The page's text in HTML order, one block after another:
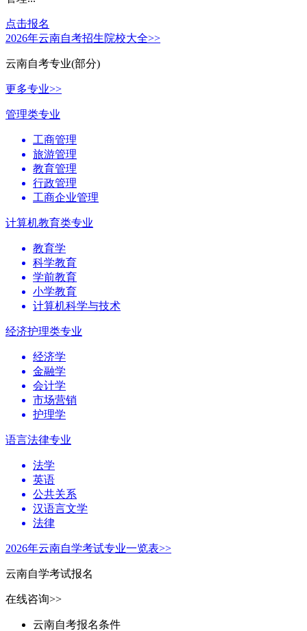
点击报名
2026年云南自考招生院校大全>>
云南自考专业(部分)
更多专业>>
管理类专业
工商管理
旅游管理
教育管理
行政管理
工商企业管理
计算机教育类专业
教育学
科学教育
学前教育
小学教育
计算机科学与技术
经济护理类专业
经济学
金融学
会计学
市场营销
护理学
语言法律专业
法学
英语
公共关系
汉语言文学
法律
2026年云南自学考试专业一览表>>
云南自学考试报名
在线咨询>>
云南自考报名条件